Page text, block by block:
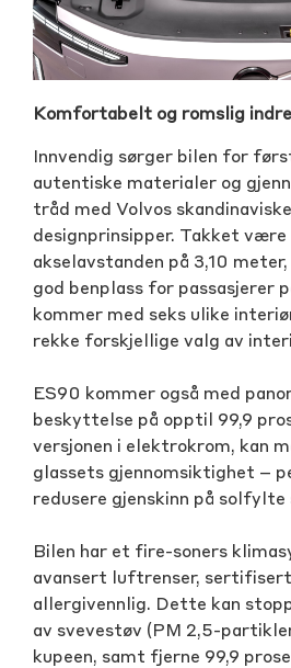
Komfortabelt og romslig indre
Innvendig sørger bilen for
autentiske materialer og
tråd med Volvos
designprinsipper. Takket være
akselavstanden på 3,10
god benplass for passasjerer
kommer med seks ulike
rekke forskjellige valg av
ES90 kommer også med
beskyttelse på opptil 99,9
versjonen i elektrokrom, kan
glassets gjennomsiktighet –
redusere gjenskinn på solfylte
Bilen har et fire-soners
avansert luftrenser,
allergivennlig. Dette kan
av svevestøv (PM 2,5-
kupeen, samt fjerne 99,9